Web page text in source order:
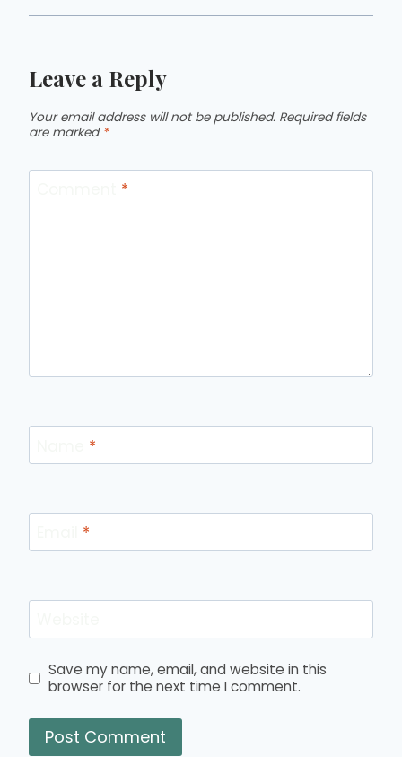
Leave a Reply
Your email address will not be published. Required fields
are marked *
*
*
*
Save my name, email, and website in this
browser for the next time I comment.